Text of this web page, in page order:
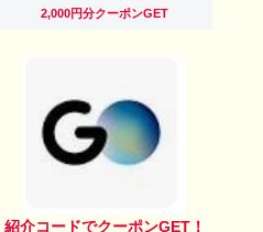
2,000円分クーポンGET
紹介コードでクーポンGET！